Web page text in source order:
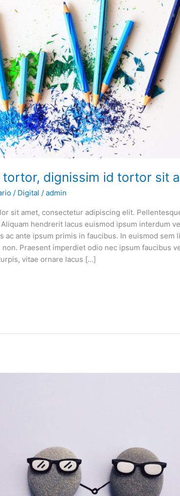
tortor, dignissim id tortor sit
/ Digital /admin
sit amet, consectetur adipiscing elit.
hendrerit lacus euismod ipsum interdum
ac ante ipsum primis in faucibus. In euismod sem
Praesent imperdiet odio nec ipsum faucibus
vitae ornare lacus […]